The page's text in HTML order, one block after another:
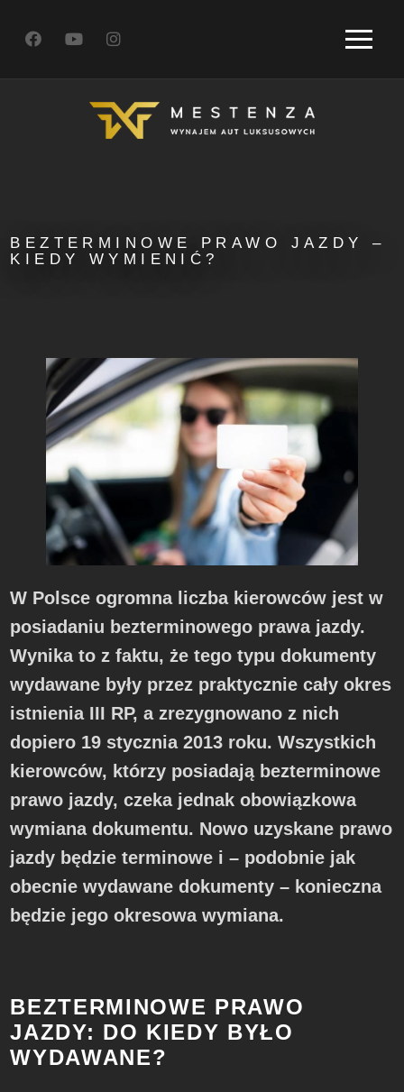
BEZTERMINOWE PRAWO JAZDY –
KIEDY WYMIENIĆ?
W Polsce ogromna liczba kierowców jest w
posiadaniu bezterminowego prawa jazdy.
Wynika to z faktu, że tego typu dokumenty
wydawane były przez praktycznie cały okres
istnienia III RP, a zrezygnowano z nich
dopiero 19 stycznia 2013 roku. Wszystkich
kierowców, którzy posiadają bezterminowe
prawo jazdy, czeka jednak obowiązkowa
wymiana dokumentu. Nowo uzyskane prawo
jazdy będzie terminowe i – podobnie jak
obecnie wydawane dokumenty – konieczna
będzie jego okresowa wymiana.
BEZTERMINOWE PRAWO
JAZDY: DO KIEDY BYŁO
WYDAWANE?